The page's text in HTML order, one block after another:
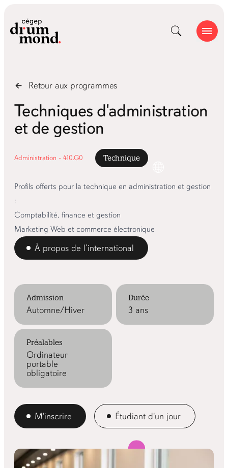
Retour aux programmes
Techniques d'administration
et de gestion
Administration - 410.G0 Technique
Profils offerts pour la technique en administration et gestion
:
Comptabilité, finance et gestion
Marketing Web et commerce électronique
À propos de l’international
Admission
Automne/Hiver
Durée
3 ans
Préalables
Ordinateur
portable
obligatoire
M'inscrire Étudiant d'un jour